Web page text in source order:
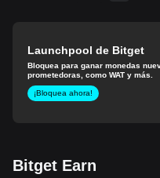
Launchpool de Bitget
Bloquea para ganar monedas
prometedoras, como WAT y más.
¡Bloquea ahora!
Bitget Earn